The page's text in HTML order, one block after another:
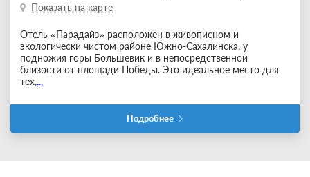
Показать на карте
Отель «Парадайз» расположен в живописном и
экологически чистом районе Южно-Сахалинска, у
подножия горы Большевик и в непосредственной
близости от площади Победы. Это идеальное место для
тех,...
Подробнее